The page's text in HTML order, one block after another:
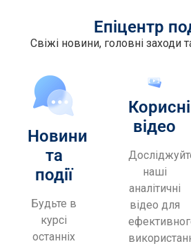
Епіцентр
Свіжі новини, головні заходи
Новини
та
події
Будьте в
курсі
останніх
Корисні
відео
наші
аналітичні
відео для